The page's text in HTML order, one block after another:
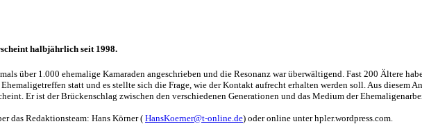
halbjährlich seit 1998.
über 1.000 ehemalige Kamaraden angeschrieben und die Resonanz war überwältigend. Fast 200 Ältere
Ehemaligetreffen statt und es stellte sich die Frage, wie der Kontakt aufrecht erhalten werden soll. Aus diesem
Er ist der Brückenschlag zwischen den verschiedenen Generationen und das Medium der
das Redaktionsteam: Hans Körner (HansKoerner@t-online.de) oder online unter hpler.wordpress.com.